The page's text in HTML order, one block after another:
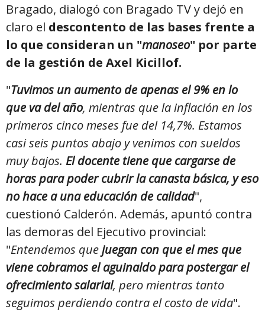
Bragado, dialogó con Bragado TV y dejó en
claro el descontento de las bases frente a
lo que consideran un "manoseo" por parte
de la gestión de Axel Kicillof.
"Tuvimos un aumento de apenas el 9% en lo
que va del año, mientras que la inflación en los
primeros cinco meses fue del 14,7%. Estamos
casi seis puntos abajo y venimos con sueldos
muy bajos. El docente tiene que cargarse de
horas para poder cubrir la canasta básica, y eso
no hace a una educación de calidad",
cuestionó Calderón. Además, apuntó contra
las demoras del Ejecutivo provincial:
"Entendemos quejuegan con que el mes que
viene cobramos el aguinaldo para postergar el
ofrecimiento salarial, pero mientras tanto
seguimos perdiendo contra el costo de vida".